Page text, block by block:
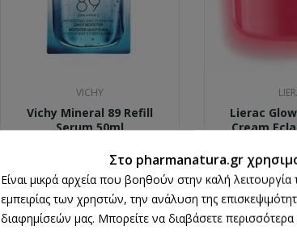
VICHY
Vichy Mineral 89 Refill
Serum 50ml
Lierac
Cream
Στο pharmanatura.gr
Είναι μικρά αρχεία που βοηθούν στην καλή λειτουργία
εμπειρίας των χρηστών, την ανάλυση της
διαφημίσεών μας. Μπορείτε να διαβάσετε περισσότερα